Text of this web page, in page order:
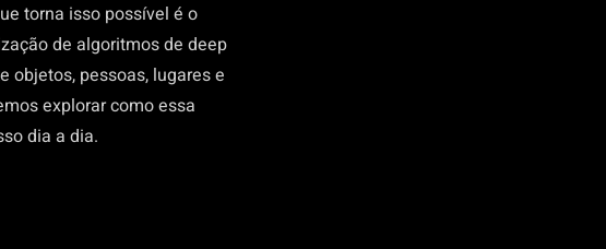
torna isso possível é o
de algoritmos de deep
objetos, pessoas, lugares e
explorar como essa
dia a dia.